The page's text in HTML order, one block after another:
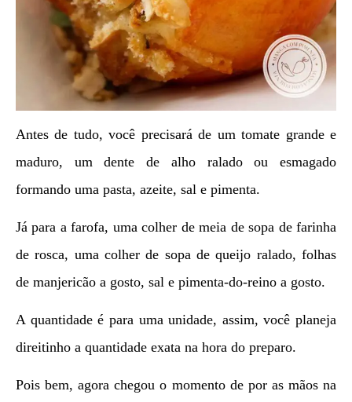
Antes de tudo, você precisará de um tomate grande e
maduro, um dente de alho ralado ou esmagado
formando uma pasta, azeite, sal e pimenta.
Já para a farofa, uma colher de meia de sopa de farinha
de rosca, uma colher de sopa de queijo ralado, folhas
de manjericão a gosto, sal e pimenta-do-reino a gosto.
A quantidade é para uma unidade, assim, você planeja
direitinho a quantidade exata na hora do preparo.
Pois bem, agora chegou o momento de por as mãos na